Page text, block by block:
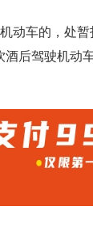
动车的，处
酒后驾驶机动